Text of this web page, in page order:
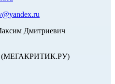
Дмитриевич
(МЕГАКРИТИК.РУ)